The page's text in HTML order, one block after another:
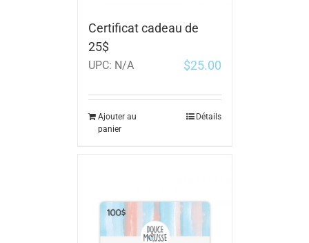
Certificat cadeau de
25$
UPC: N/A $25.00
Ajouter au
panier
Détails